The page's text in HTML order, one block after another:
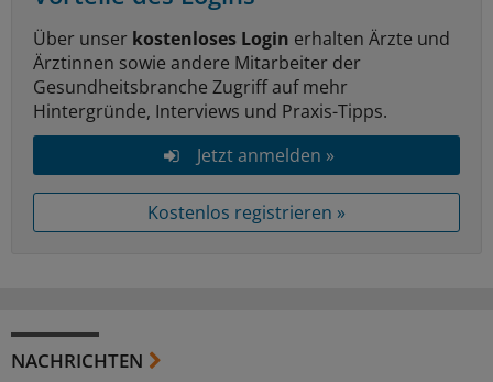
Über unser kostenloses Login erhalten Ärzte und
Ärztinnen sowie andere Mitarbeiter der
Gesundheitsbranche Zugriff auf mehr
Hintergründe, Interviews und Praxis-Tipps.
Jetzt anmelden »
Kostenlos registrieren »
NACHRICHTEN